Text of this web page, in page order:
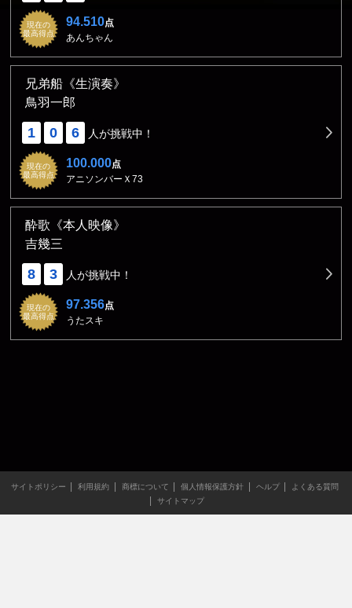
現在の
最高得点
94.510点
あんちゃん
兄弟船《生演奏》
鳥羽一郎
1 0 6 人が挑戦中！
現在の
最高得点
100.000点
アニソンバーＸ73
酔歌《本人映像》
吉幾三
8 3 人が挑戦中！
現在の
最高得点
97.356点
うたスキ
サイトポリシー 利用規約 商標について 個人情報保護方針 ヘルプ
よくある質問
サイトマップ